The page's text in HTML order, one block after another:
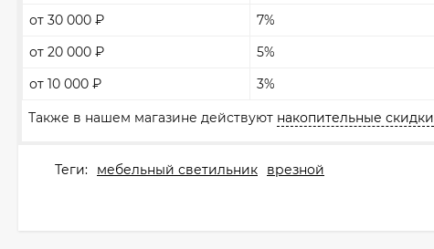
от 30 000 ₽
7%
от 20 000 ₽
5%
от 10 000 ₽ 3%
Также в нашем магазине действуют накопительные скидки
Теги: мебельный светильник врезной